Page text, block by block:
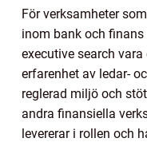
För verksamheter
inom bank och
executive search
erfarenhet av ledar-
reglerad miljö och
andra finansiella
levererar i rollen och